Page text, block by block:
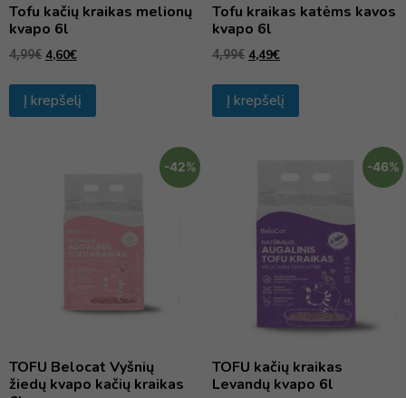
Tofu kačių kraikas melionų
kvapo 6l
4,99€ 4,60€
Į krepšelį
Tofu kraikas katėms kavos
kvapo 6l
4,99€ 4,49€
Į krepšelį
-42%
TOFU Belocat Vyšnių
žiedų kvapo kačių kraikas
-46%
TOFU kačių kraikas
Levandų kvapo 6l